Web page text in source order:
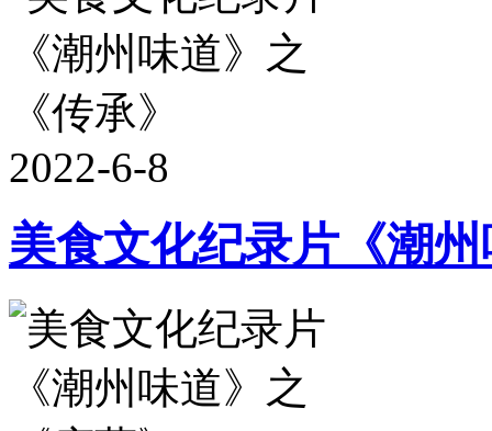
2022-6-8
美食文化纪录片《潮